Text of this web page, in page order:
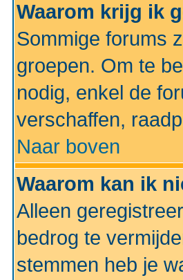
Waarom krijg ik
Sommige forums
groepen. Om te
nodig, enkel de
verschaffen,
Naar boven
Waarom kan ik
Alleen
bedrog te
stemmen heb je